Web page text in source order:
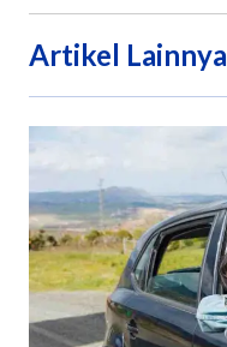
Artikel Lainnya